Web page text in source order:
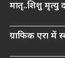
मातृ..शिशु मृत्यु
ग्राफिक एरा